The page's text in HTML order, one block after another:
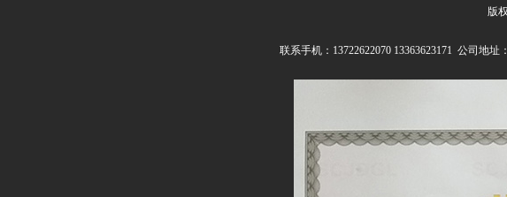
版
联系手机：13722622070 13363623171 公司地